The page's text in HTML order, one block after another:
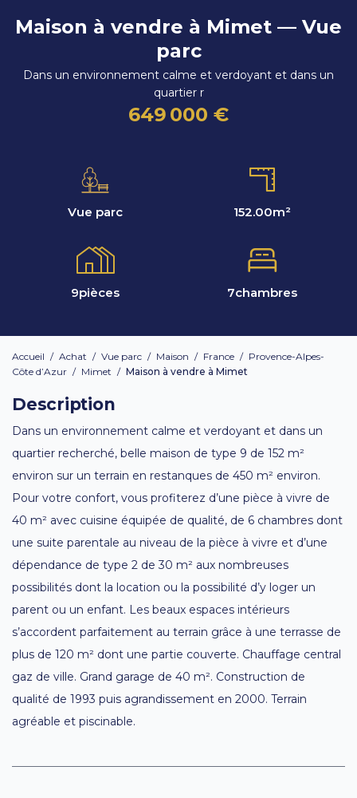
Maison à vendre à Mimet — Vue
parc
Dans un environnement calme et verdoyant et dans un
quartier r
649 000 €
Vue parc 152.00m²
9pièces 7chambres
Accueil / Achat / Vue parc / Maison / France / Provence-Alpes-
Côte d’Azur / Mimet / Maison à vendre à Mimet
Description
Dans un environnement calme et verdoyant et dans un
quartier recherché, belle maison de type 9 de 152 m²
environ sur un terrain en restanques de 450 m² environ.
Pour votre confort, vous profiterez d’une pièce à vivre de
40 m² avec cuisine équipée de qualité, de 6 chambres dont
une suite parentale au niveau de la pièce à vivre et d’une
dépendance de type 2 de 30 m² aux nombreuses
possibilités dont la location ou la possibilité d’y loger un
parent ou un enfant. Les beaux espaces intérieurs
s’accordent parfaitement au terrain grâce à une terrasse de
plus de 120 m² dont une partie couverte. Chauffage central
gaz de ville. Grand garage de 40 m². Construction de
qualité de 1993 puis agrandissement en 2000. Terrain
agréable et piscinable.